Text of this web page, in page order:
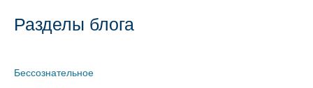
Разделы блога
Бессознательное